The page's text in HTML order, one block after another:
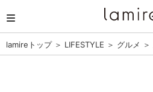
lamireトップ＞ LIFESTYLE ＞ グルメ ＞